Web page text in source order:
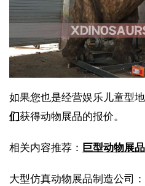
如果您也是经营娱乐儿童型
们获得动物展品的报价。
相关内容推荐： 巨型动物展
大型仿真动物展品制造公司：